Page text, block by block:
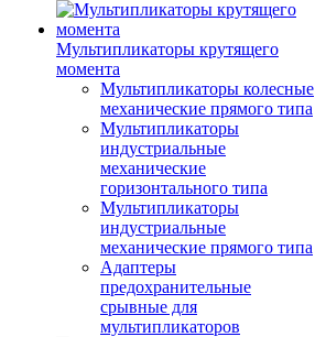
Мультипликаторы крутящего
момента
Мультипликаторы колесные
механические прямого типа
Мультипликаторы
индустриальные
механические
горизонтального типа
Мультипликаторы
индустриальные
механические прямого типа
Адаптеры
предохранительные
срывные для
мультипликаторов